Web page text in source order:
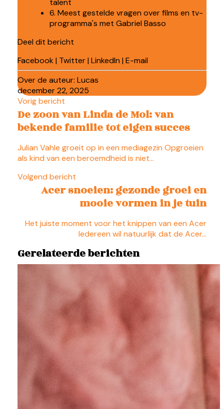
talent
6. Meest gestelde vragen over films en tv-
programma's met Gabriel Basso
Deel dit bericht
Facebook| Twitter| LinkedIn | E-mail
Over de auteur: Lucas
december 22, 2025
Vorig bericht
De zoon van Linda de Mol: van
bekende familie tot eigen succes
Julian Vahle groeit op in een mediagezin Opgroeien
als kind van een beroemdheid is niet…
Volgend bericht
Acer snoeien: gezonde groei en
mooie vormen in je tuin
Het juiste moment voor het knippen van een Acer
Iedereen wil natuurlijk dat de Acer…
Gerelateerde berichten